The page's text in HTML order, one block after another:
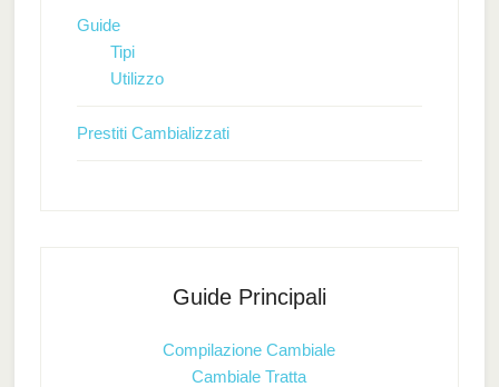
Guide
Tipi
Utilizzo
Prestiti Cambializzati
Guide Principali
Compilazione Cambiale
Cambiale Tratta